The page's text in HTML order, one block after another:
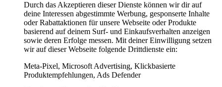
Durch das Akzeptieren dieser Dienste können wir dir auf
deine Interessen abgestimmte Werbung, gesponserte Inhalte
oder Rabattaktionen für unsere Webseite oder Produkte
basierend auf deinem Surf- und Einkaufsverhalten anzeigen
sowie deren Erfolge messen. Mit deiner Einwilligung setzen
wir auf dieser Webseite folgende Drittdienste ein:
Meta-Pixel, Microsoft Advertising, Klickbasierte
Produktempfehlungen, Ads Defender